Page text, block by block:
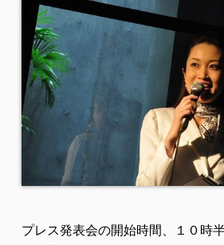
プレス発表会の開始時間、１０時